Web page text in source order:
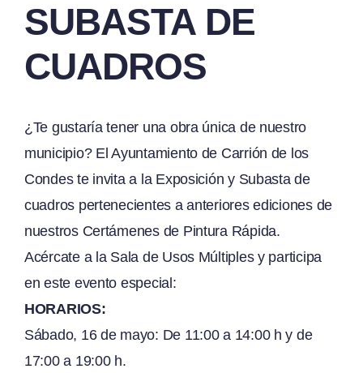
SUBASTA DE
CUADROS
¿Te gustaría tener una obra única de nuestro
municipio? El Ayuntamiento de Carrión de los
Condes te invita a la Exposición y Subasta de
cuadros pertenecientes a anteriores ediciones de
nuestros Certámenes de Pintura Rápida.
Acércate a la Sala de Usos Múltiples y participa
en este evento especial:
HORARIOS:
Sábado, 16 de mayo: De 11:00 a 14:00 h y de
17:00 a 19:00 h.